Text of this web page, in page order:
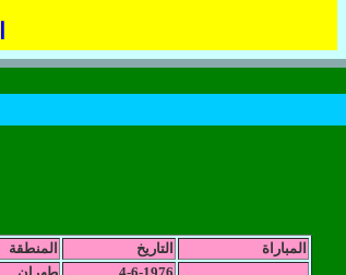
المنطقة التاريخ
المباراة